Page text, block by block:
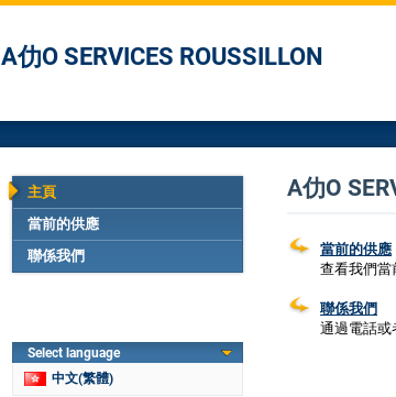
A仂O SERVICES ROUSSILLON
主頁
當前的供應
聯係我們
Select language
中文(繁體)
A仂O
當前的供應
查看我們當
聯係我們
通過電話或